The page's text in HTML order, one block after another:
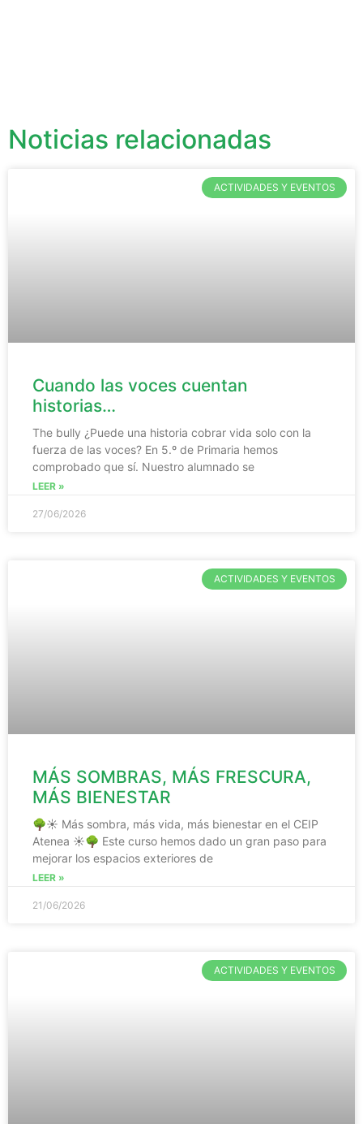
Noticias relacionadas
ACTIVIDADES Y EVENTOS
Cuando las voces cuentan
historias…
The bully ¿Puede una historia cobrar vida solo con la
fuerza de las voces? En 5.º de Primaria hemos
comprobado que sí. Nuestro alumnado se
LEER »
27/06/2026
ACTIVIDADES Y EVENTOS
MÁS SOMBRAS, MÁS FRESCURA,
MÁS BIENESTAR
🌳☀️ Más sombra, más vida, más bienestar en el CEIP
Atenea ☀️🌳 Este curso hemos dado un gran paso para
mejorar los espacios exteriores de
LEER »
21/06/2026
ACTIVIDADES Y EVENTOS